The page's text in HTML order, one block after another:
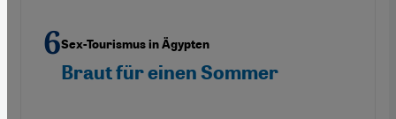
Sex-Tourismus in Ägypten
Braut für einen Sommer